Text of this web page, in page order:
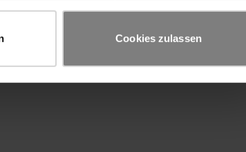
Cookies zulassen